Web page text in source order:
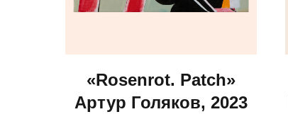
«Rosenrot. Patch»
Артур Голяков, 2023